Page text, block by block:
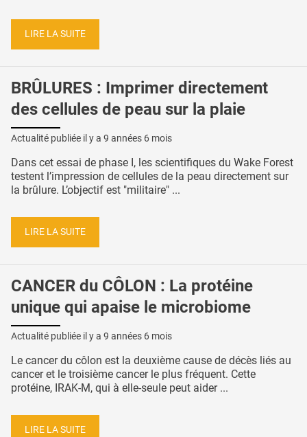
LIRE LA SUITE
BRÛLURES : Imprimer directement
des cellules de peau sur la plaie
Actualité publiée il y a 9 années 6 mois
Dans cet essai de phase I, les scientifiques du Wake Forest
testent l’impression de cellules de la peau directement sur
la brûlure. L’objectif est "militaire" ...
LIRE LA SUITE
CANCER du CÔLON : La protéine
unique qui apaise le microbiome
Actualité publiée il y a 9 années 6 mois
Le cancer du côlon est la deuxième cause de décès liés au
cancer et le troisième cancer le plus fréquent. Cette
protéine, IRAK-M, qui à elle-seule peut aider ...
LIRE LA SUITE